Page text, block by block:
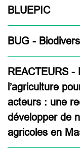
BLUEPIC
BUG -
REACTEURS -
l’agriculture
acteurs : une
développer de
agricoles en